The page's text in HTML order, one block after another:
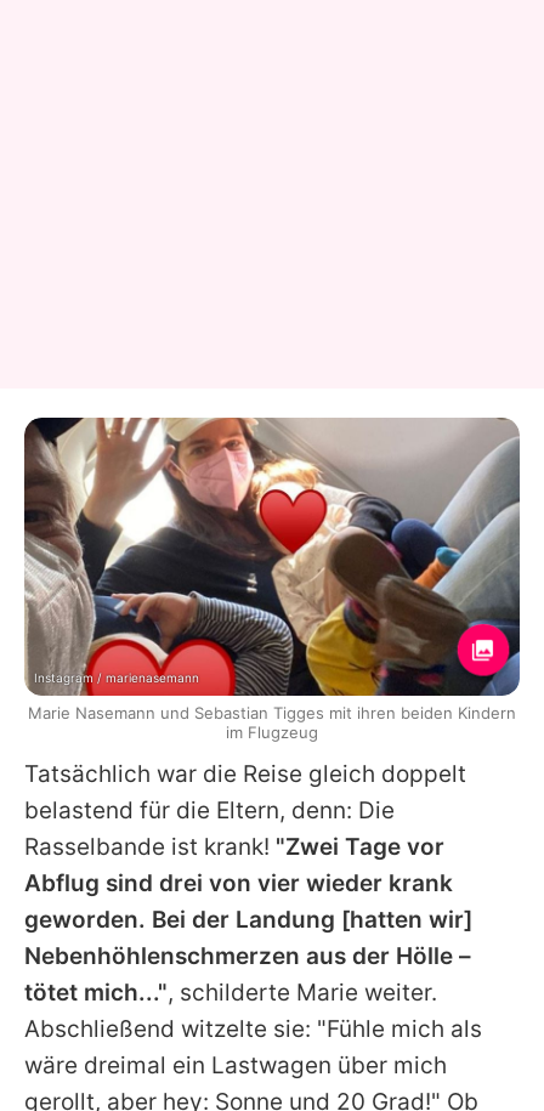
Tatsächlich war die Reise gleich doppelt
belastend für die Eltern, denn: Die
Rasselbande ist krank! "Zwei Tage vor
Abflug sind drei von vier wieder krank
geworden. Bei der Landung [hatten wir]
Nebenhöhlenschmerzen aus der Hölle –
tötet mich...", schilderte Marie weiter.
Abschließend witzelte sie: "Fühle mich als
wäre dreimal ein Lastwagen über mich
gerollt, aber hey: Sonne und 20 Grad!" Ob
Instagram / marienasemann
Marie Nasemann und Sebastian Tigges mit ihren beiden Kindern
im Flugzeug